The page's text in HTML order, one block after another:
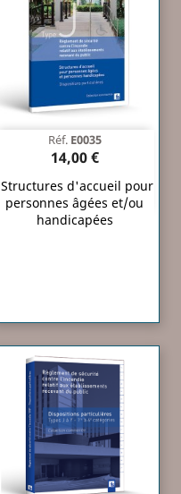
Réf. E0035
14,00 €
Structures d'accueil pour
personnes âgées et/ou
handicapées